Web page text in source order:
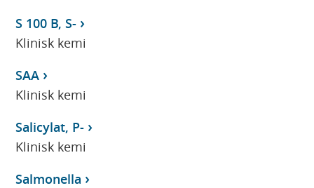
S 100 B, S-
Klinisk kemi
SAA
Klinisk kemi
Salicylat, P-
Klinisk kemi
Salmonella